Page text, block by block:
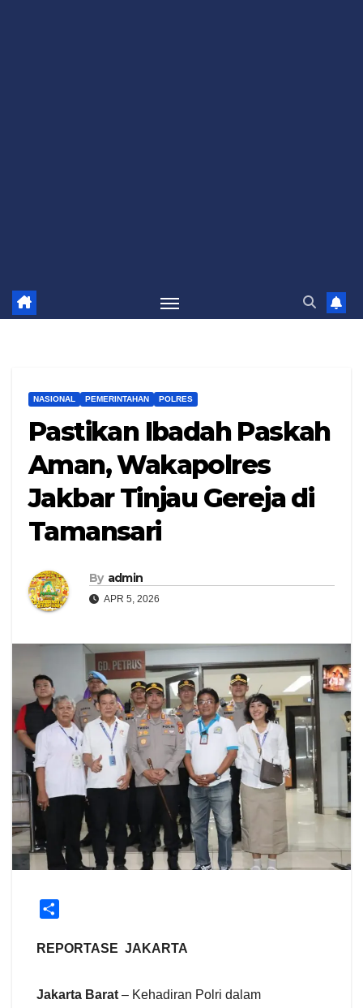
NASIONAL PEMERINTAHAN POLRES
Pastikan Ibadah Paskah
Aman, Wakapolres
Jakbar Tinjau Gereja di
Tamansari
By admin
APR 5, 2026
a
REPORTASE JAKARTA
Jakarta Barat – Kehadiran Polri dalam